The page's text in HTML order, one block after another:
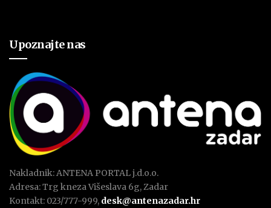
Upoznajte nas
Nakladnik: ANTENA PORTAL j.d.o.o.
Adresa: Trg kneza Višeslava 6g, Zadar
Kontakt: 023/777-999, desk@antenazadar.hr